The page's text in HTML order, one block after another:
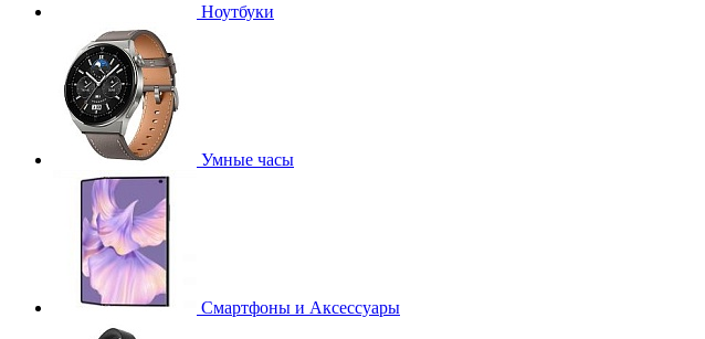
Ноутбуки
Умные часы
Смартфоны и Аксессуары